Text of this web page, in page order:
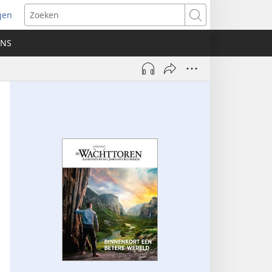
Zoeken